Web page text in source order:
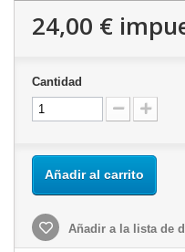
24,00 €
Cantidad
Añadir al carrito
Añadir a la lista de